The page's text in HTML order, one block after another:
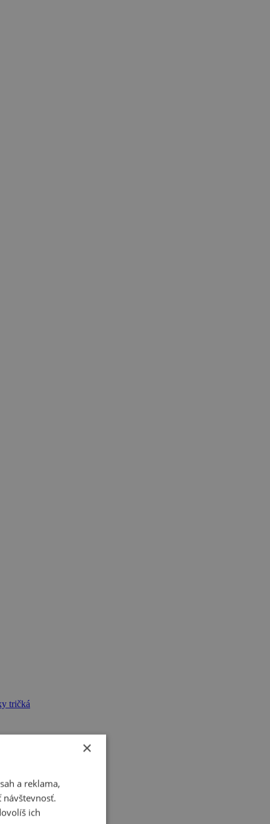
tričká
×
a reklama,
návštevnosť.
ich